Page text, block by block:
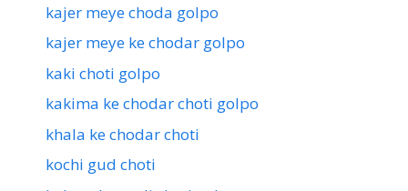
kajer meye choda golpo
kajer meye ke chodar golpo
kaki choti golpo
kakima ke chodar choti golpo
khala ke chodar choti
kochi gud choti